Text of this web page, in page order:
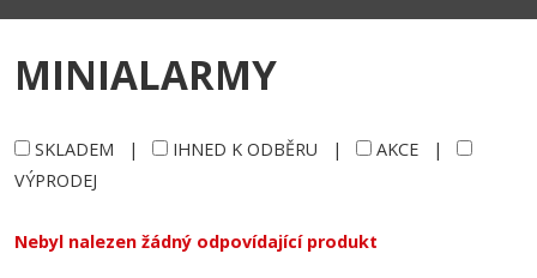
MINIALARMY
SKLADEM | IHNED K ODBĚRU | AKCE |
VÝPRODEJ
Nebyl nalezen žádný odpovídající produkt